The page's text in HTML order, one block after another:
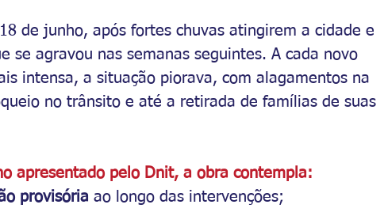
de junho, após fortes chuvas atingirem a cidade e
se agravou nas semanas seguintes. A cada novo
intensa, a situação piorava, com alagamentos na
no trânsito e até a retirada de famílias de suas
apresentado pelo Dnit, a obra contempla:
provisória ao longo das intervenções;